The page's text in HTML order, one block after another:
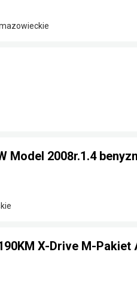
Model 2008r.1.4
X-Drive M-Pakiet